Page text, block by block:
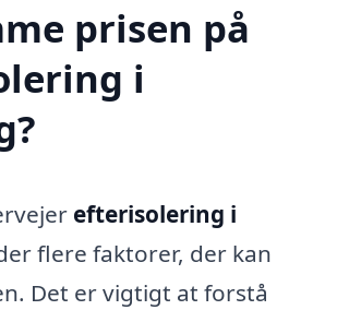
prisen på
i
efterisolering i
flere faktorer, der kan
Det er vigtigt at forstå